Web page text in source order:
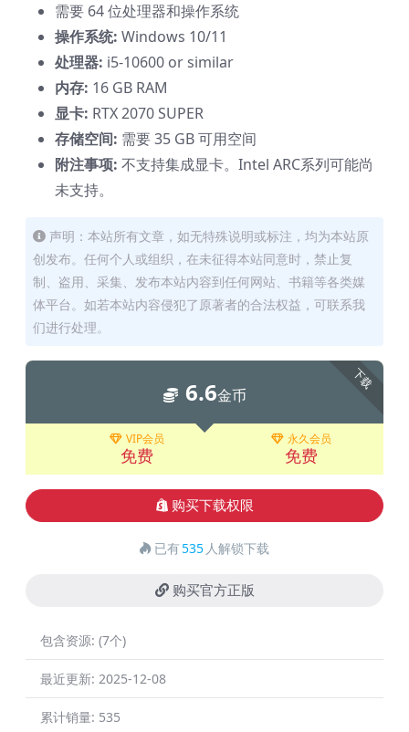
需要 64 位处理器和操作系统
操作系统: Windows 10/11
处理器: i5-10600 or similar
内存: 16 GB RAM
显卡: RTX 2070 SUPER
存储空间: 需要 35 GB 可用空间
附注事项: 不支持集成显卡。Intel ARC系列可能尚
未支持。
声明：本站所有文章，如无特殊说明或标注，均为本站原
创发布。任何个人或组织，在未征得本站同意时，禁止复
制、盗用、采集、发布本站内容到任何网站、书籍等各类媒
体平台。如若本站内容侵犯了原著者的合法权益，可联系我
们进行处理。
下载
6.6金币
VIP会员
免费
永久会员
免费
购买下载权限
已有535 人解锁下载
购买官方正版
包含资源: (7个)
最近更新: 2025-12-08
累计销量: 535